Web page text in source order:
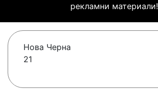
рекламни материали!
Нова Черна
21